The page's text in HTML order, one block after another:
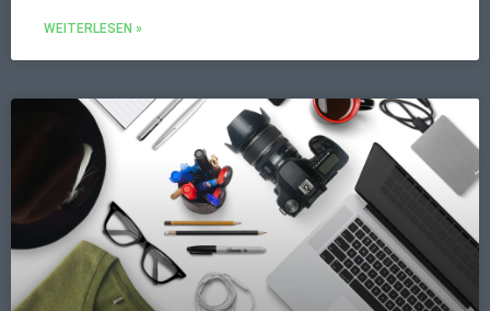
WEITERLESEN »